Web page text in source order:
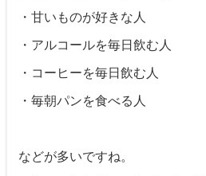
・甘いものが好きな人
・アルコールを毎日飲む人
・コーヒーを毎日飲む人
・毎朝パンを食べる人
などが多いですね。